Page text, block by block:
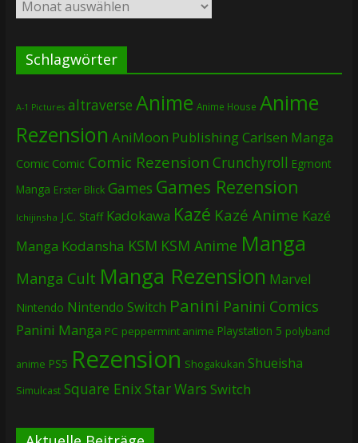
Schlagwörter
A-1 Pictures altraverse Anime Anime House Anime
Rezension AniMoon PublishingCarlsen Manga
Comic Comic Comic Rezension Crunchyroll Egmont
Manga Erster Blick Games Games Rezension
Ichijinsha J.C. Staff Kadokawa Kazé Kazé Anime Kazé
Manga Kodansha KSM KSM Anime Manga
Manga Cult Manga Rezension Marvel
Nintendo Nintendo Switch Panini Panini Comics
Panini Manga PC peppermint anime Playstation 5 polyband
anime PS5 Rezension Shogakukan Shueisha
Simulcast Square EnixStar Wars Switch